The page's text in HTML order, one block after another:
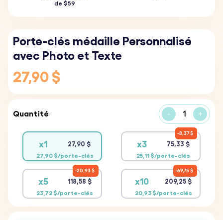
de $59
Porte-clés médaille Personnalisé
avec Photo et Texte
27,90 $
Quantité - +
x1 27,90 $
27,90 $/porte-clés
x3 75,33 $
25,11 $/porte-clés
8,37 $
x5 118,58 $
23,72 $/porte-clés
20,93 $
x10 209,25 $
20,93 $/porte-clés
69,75 $